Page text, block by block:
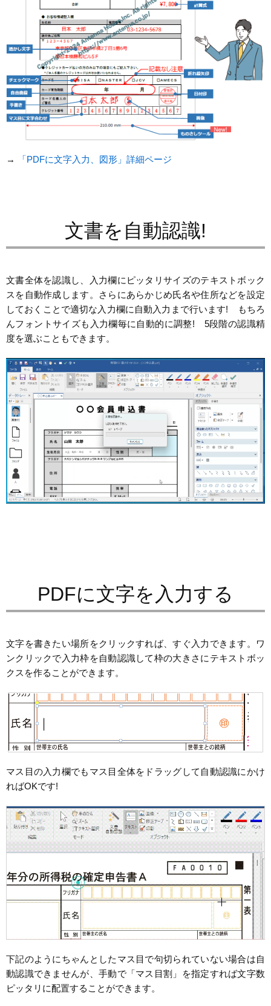
→ 「PDFに文字入力、図形」詳細ページ
文書を自動認識!
文書全体を認識し、入力欄にピッタリサイズのテキストボック
スを自動作成します。さらにあらかじめ氏名や住所などを設定
しておくことで適切な入力欄に自動入力まで行います! もちろ
んフォントサイズも入力欄毎に自動的に調整! 5段階の認識精
度を選ぶこともできます。
PDFに文字を入力する
文字を書きたい場所をクリックすれば、すぐ入力できます。ワ
ンクリックで入力枠を自動認識して枠の大きさにテキストボッ
クスを作ることができます。
マス目の入力欄でもマス目全体をドラッグして自動認識にかけ
ればOKです!
下記のようにちゃんとしたマス目で句切られていない場合は自
動認識できませんが、手動で「マス目割」を指定すれば文字数
ピッタリに配置することができます。